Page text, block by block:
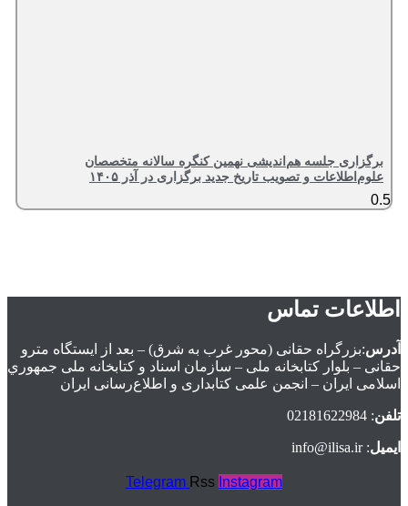
برگزاری جلسه هم‌اندیشی نهمین کنگره سالانه متخصصان
علوم‌اطلاعات و تصویب تاریخ جدید برگزاری در آذر ۱۴۰۵
اطلاعات تماس
آدرس:بزرگراه حقانی (محور غرب به شرق) – بعد از ايستگاه مترو
حقانی – بلوار كتابخانه ملی – سازمان اسناد و كتابخانه ملی جمهوري
اسلامی ايران – انجمن علمی کتابداری و اطلاع‌رسانی ایران
تلفن: 02181622984
ایمیل: info@ilisa.ir
Telegram Rss Instagram